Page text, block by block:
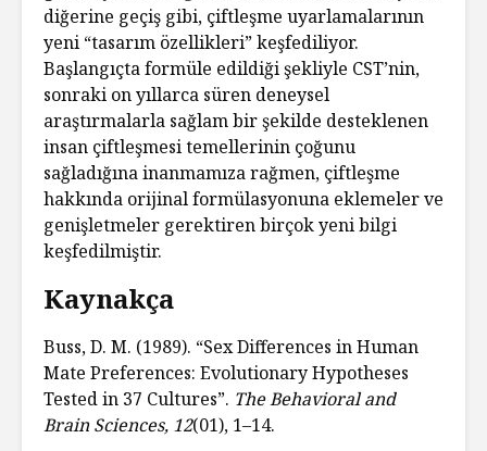
diğerine geçiş gibi, çiftleşme uyarlamalarının
yeni “tasarım özellikleri” keşfediliyor.
Başlangıçta formüle edildiği şekliyle CST’nin,
sonraki on yıllarca süren deneysel
araştırmalarla sağlam bir şekilde desteklenen
insan çiftleşmesi temellerinin çoğunu
sağladığına inanmamıza rağmen, çiftleşme
hakkında orijinal formülasyonuna eklemeler ve
genişletmeler gerektiren birçok yeni bilgi
keşfedilmiştir.
Kaynakça
Buss, D. M. (1989). “Sex Differences in Human
Mate Preferences: Evolutionary Hypotheses
Tested in 37 Cultures”. The Behavioral and
Brain Sciences, 12(01), 1–14.